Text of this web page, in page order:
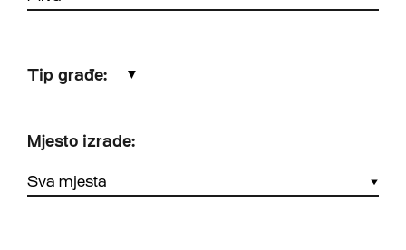
Tip građe: ▼
Mjesto izrade: